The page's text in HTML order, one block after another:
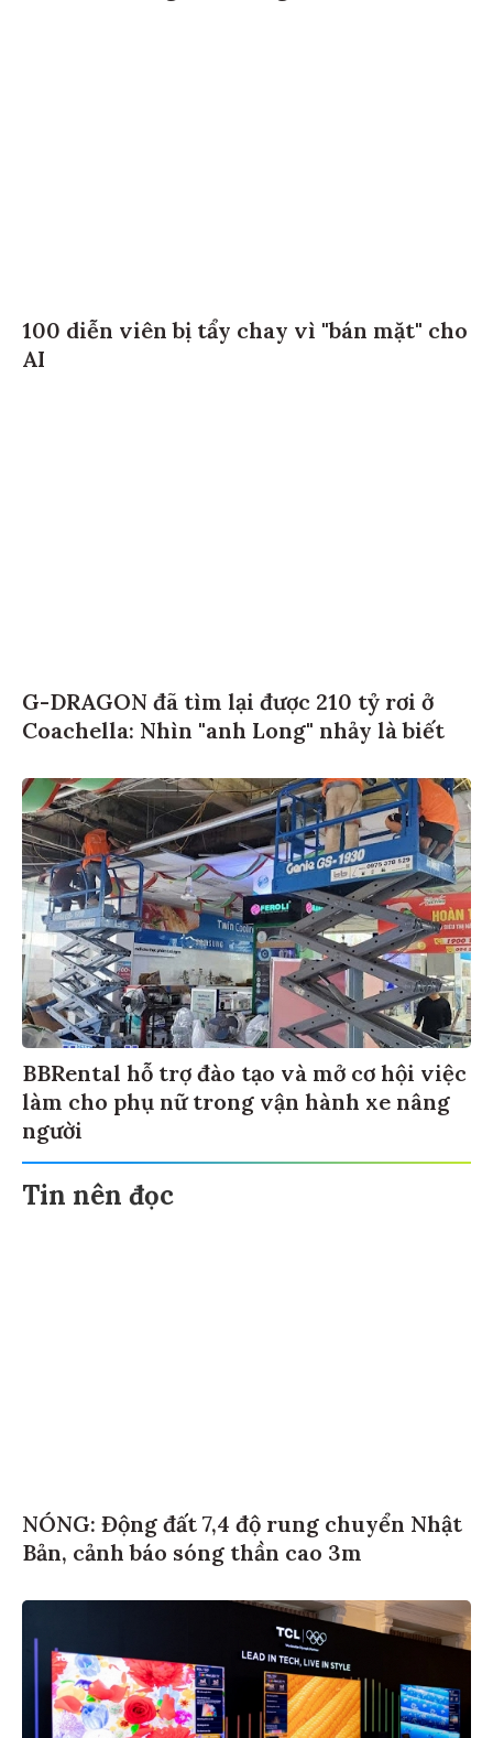
100 diễn viên bị tẩy chay vì "bán mặt" cho
AI
G-DRAGON đã tìm lại được 210 tỷ rơi ở
Coachella: Nhìn "anh Long" nhảy là biết
BBRental hỗ trợ đào tạo và mở cơ hội việc
làm cho phụ nữ trong vận hành xe nâng
người
Tin nên đọc
NÓNG: Động đất 7,4 độ rung chuyển Nhật
Bản, cảnh báo sóng thần cao 3m